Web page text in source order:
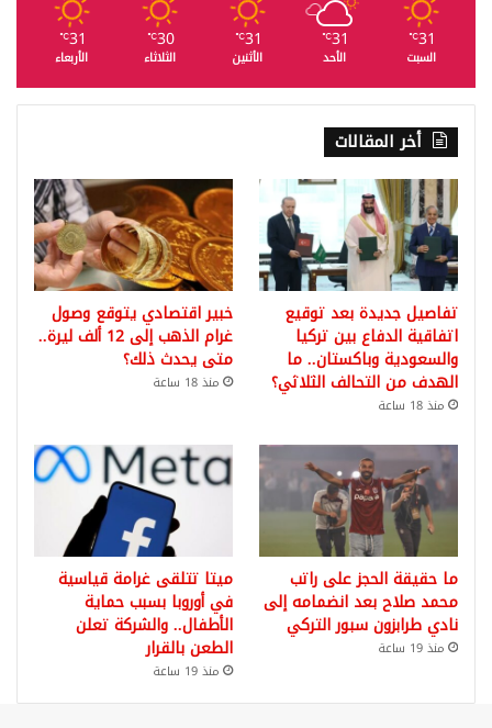
31
℃
السبت
31
℃
الأحد
31
℃
الأثنين
30
℃
الثلاثاء
31
℃
الأربعاء
أخر المقالات
تفاصيل جديدة بعد توقيع
اتفاقية الدفاع بين تركيا
والسعودية وباكستان.. ما
الهدف من التحالف الثلاثي؟
منذ 18 ساعة
خبير اقتصادي يتوقع وصول
غرام الذهب إلى 12 ألف ليرة..
متى يحدث ذلك؟
منذ 18 ساعة
ما حقيقة الحجز على راتب
محمد صلاح بعد انضمامه إلى
نادي طرابزون سبور التركي
منذ 19 ساعة
ميتا تتلقى غرامة قياسية
في أوروبا بسبب حماية
الأطفال.. والشركة تعلن
الطعن بالقرار
منذ 19 ساعة